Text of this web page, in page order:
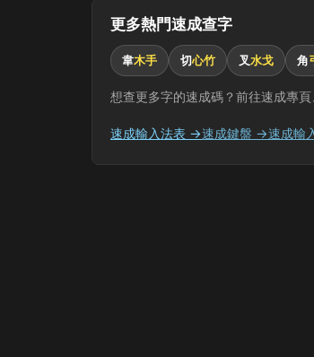
更多熱門速成查字
韋木手 切心竹 叉水戈 角
想查更多字的速成碼？前往速成專
速成輸入法表 →速成鍵盤 →速成輸